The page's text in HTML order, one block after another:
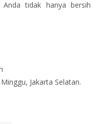
tidak hanya bersih
Jakarta Selatan.